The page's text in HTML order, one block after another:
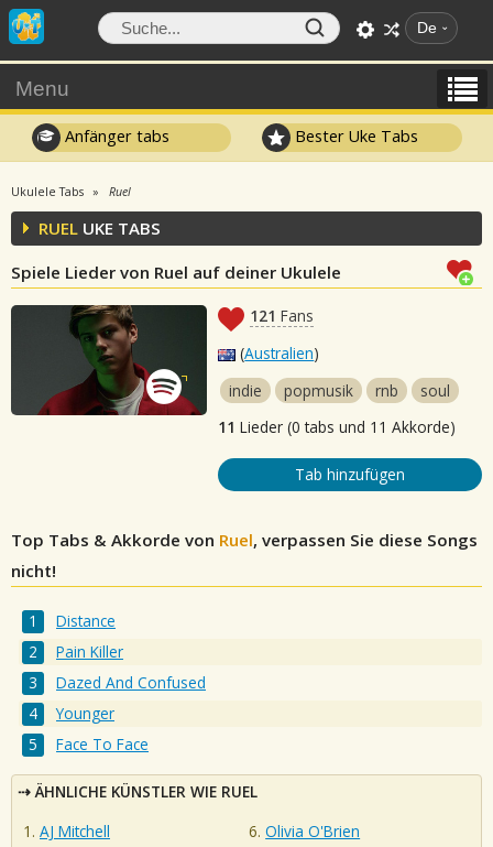
De
Menu
Anfänger tabs Bester Uke Tabs
Ukulele Tabs Ruel
RUEL UKE TABS
Spiele Lieder von Ruel auf deiner Ukulele
121 Fans
(Australien)
indie
popmusik rnb
soul
11 Lieder (0 tabs und 11 Akkorde)
Tab hinzufügen
Top Tabs & Akkorde von Ruel, verpassen Sie diese Songs
nicht!
Distance
Pain Killer
Dazed And Confused
Younger
Face To Face
ÄHNLICHE KÜNSTLER WIE RUEL
AJ Mitchell
Olivia O'Brien